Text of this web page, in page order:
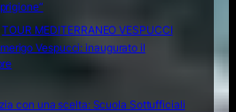
TOUR MEDITERRANEO VESPUCCI
Vespucci: inaugurato il
con una scelta: Scuola Sottufficiali